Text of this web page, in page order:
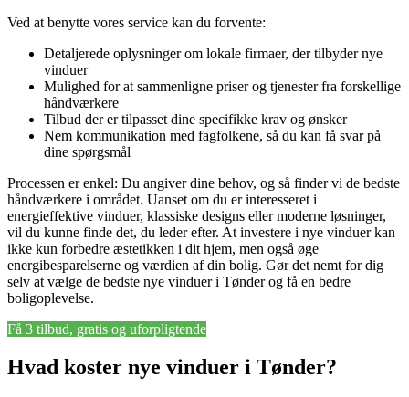
Ved at benytte vores service kan du forvente:
Detaljerede oplysninger om lokale firmaer, der tilbyder nye
vinduer
Mulighed for at sammenligne priser og tjenester fra forskellige
håndværkere
Tilbud der er tilpasset dine specifikke krav og ønsker
Nem kommunikation med fagfolkene, så du kan få svar på
dine spørgsmål
Processen er enkel: Du angiver dine behov, og så finder vi de bedste
håndværkere i området. Uanset om du er interesseret i
energieffektive vinduer, klassiske designs eller moderne løsninger,
vil du kunne finde det, du leder efter. At investere i nye vinduer kan
ikke kun forbedre æstetikken i dit hjem, men også øge
energibesparelserne og værdien af din bolig. Gør det nemt for dig
selv at vælge de bedste nye vinduer i Tønder og få en bedre
boligoplevelse.
Få 3 tilbud, gratis og uforpligtende
Hvad koster nye vinduer i Tønder?